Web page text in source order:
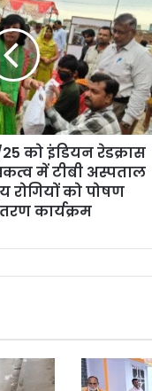
को इंडियन रेडक्रास
में टीबी अस्पताल
रोगियों को पोषण
कार्यक्रम